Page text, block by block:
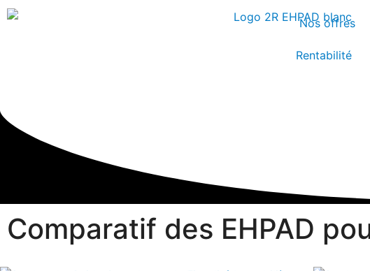
Nos offres
Rentabilité
Comparatif des EHPAD